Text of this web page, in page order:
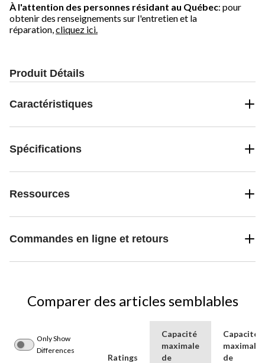
À l'attention des personnes résidant au Québec: pour
obtenir des renseignements sur l'entretien et la
réparation, cliquez ici.
Produit Détails
Caractéristiques
Spécifications
Ressources
Commandes en ligne et retours
Comparer des articles semblables
Only Show
Differences
Ratings
Capacité
maximale
de
Capacité
maximale
de